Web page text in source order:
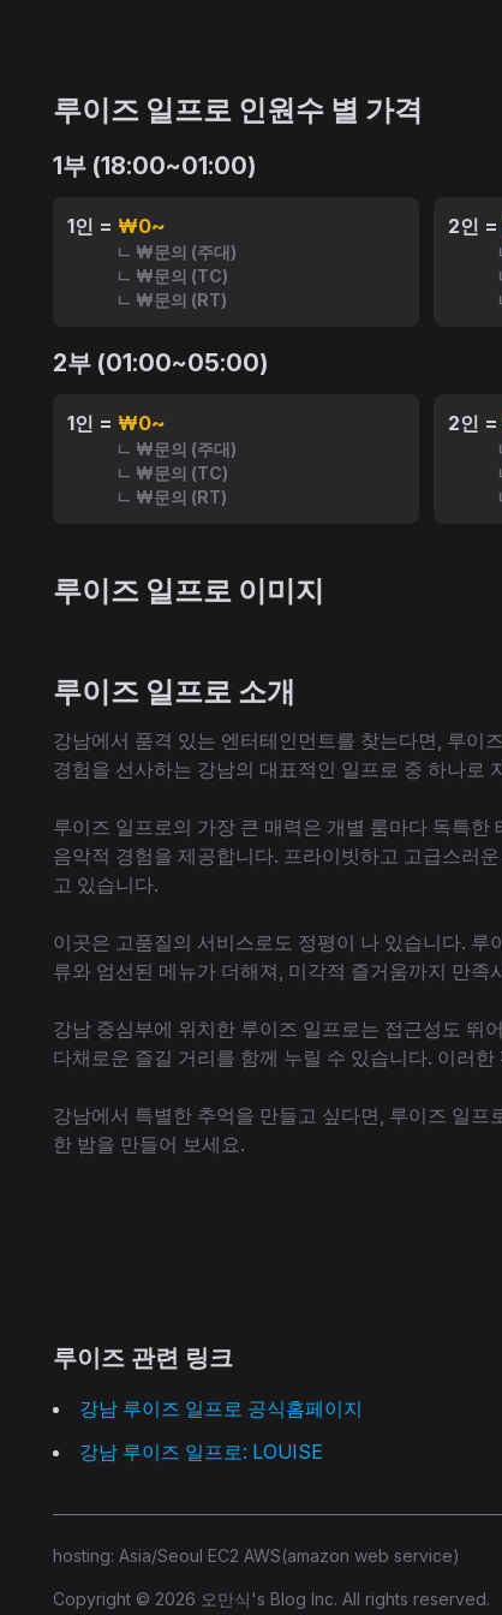
루이즈 일프로 인원수 별 가격
1부 (18:00~01:00)
1인 = ₩0~
ㄴ ₩문의 (주대)
ㄴ ₩문의 (TC)
ㄴ ₩문의 (RT)
2인 =
2부 (01:00~05:00)
1인 = ₩0~
ㄴ ₩문의 (주대)
ㄴ ₩문의 (TC)
ㄴ ₩문의 (RT)
2인 =
루이즈 일프로 이미지
루이즈 일프로 소개
강남에서 품격 있는 엔터테인먼트를 찾는다면, 루이
경험을 선사하는 강남의 대표적인 일프로 중 하나로
루이즈 일프로의 가장 큰 매력은 개별 룸마다 독특
음악적 경험을 제공합니다. 프라이빗하고 고급스러
고 있습니다.
이곳은 고품질의 서비스로도 정평이 나 있습니다.
류와 엄선된 메뉴가 더해져, 미각적 즐거움까지 만족
강남 중심부에 위치한 루이즈 일프로는 접근성도 뛰
다채로운 즐길 거리를 함께 누릴 수 있습니다. 이러
강남에서 특별한 추억을 만들고 싶다면, 루이즈 일
한 밤을 만들어 보세요.
루이즈 관련 링크
강남 루이즈 일프로 공식홈페이지
강남 루이즈 일프로: LOUISE
hosting: Asia/Seoul EC2 AWS(amazon web service)
Copyright © 2026 오만식's Blog Inc. All rights reserved.